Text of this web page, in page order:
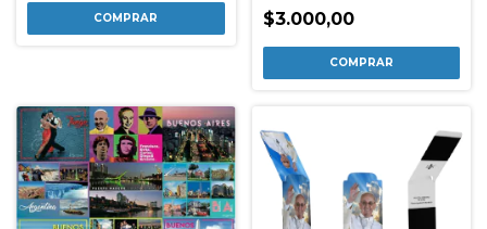
$3.000,00